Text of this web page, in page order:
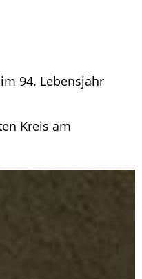
94. Lebensjahr
Kreis am